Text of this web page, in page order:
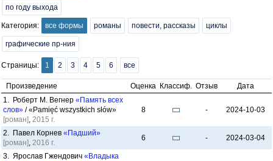
по году выхода
Категория: все формы романы повести, рассказы циклы
графические пр-ния
Страницы: 1 2 3 4 5 6 все
Произведение Оценка Классиф. Отзыв
Дата
1. Роберт М. Вегнер «Память всех
слов» / «Pamięć wszystkich słów»
[роман], 2015 г.
8 - 2024-10-03
2. Павел Корнев «Падший»
[роман], 2016 г.
6 - 2024-03-04
3. Ярослав Гжендович «Владыка